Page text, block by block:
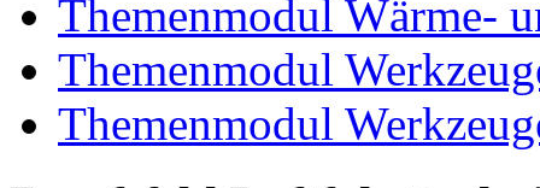
Themenmodul Wärme-
Themenmodul
Themenmodul